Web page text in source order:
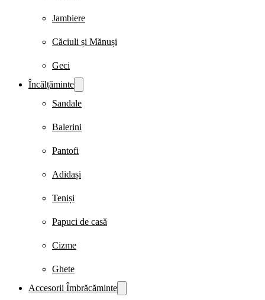
Jambiere
Căciuli și Mănuși
Geci
Încălțăminte
Sandale
Balerini
Pantofi
Adidași
Teniși
Papuci de casă
Cizme
Ghete
Accesorii Îmbrăcăminte